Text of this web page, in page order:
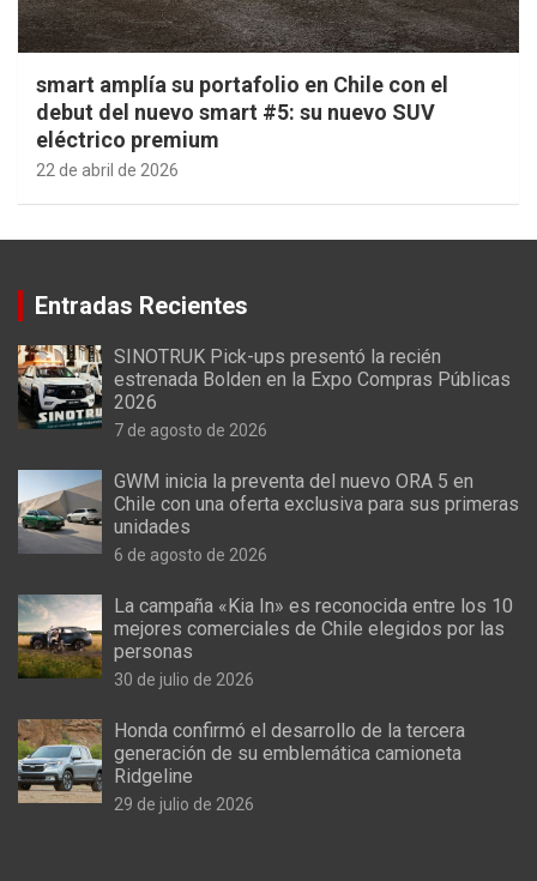
smart amplía su portafolio en Chile con el
debut del nuevo smart #5: su nuevo SUV
eléctrico premium
22 de abril de 2026
Entradas Recientes
SINOTRUK Pick-ups presentó la recién
estrenada Bolden en la Expo Compras Públicas
2026
7 de agosto de 2026
GWM inicia la preventa del nuevo ORA 5 en
Chile con una oferta exclusiva para sus primeras
unidades
6 de agosto de 2026
La campaña «Kia In» es reconocida entre los 10
mejores comerciales de Chile elegidos por las
personas
30 de julio de 2026
Honda confirmó el desarrollo de la tercera
generación de su emblemática camioneta
Ridgeline
29 de julio de 2026